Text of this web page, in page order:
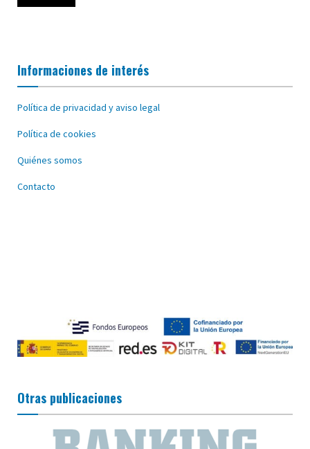
Informaciones de interés
Política de privacidad y aviso legal
Política de cookies
Quiénes somos
Contacto
Otras publicaciones